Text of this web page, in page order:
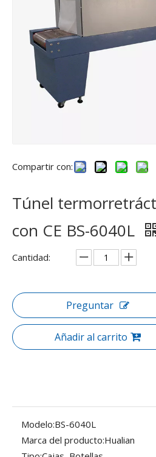
Compartir con:
Túnel
con CE BS-6040L
Cantidad:
Preguntar
Añadir al carrito
Modelo:BS-6040L
Marca del producto:Hualian